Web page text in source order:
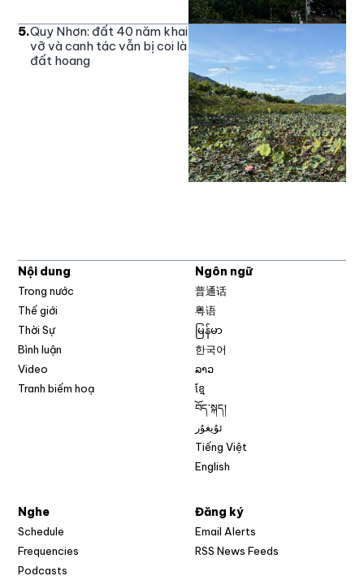
5.Quy Nhơn: đất 40 năm khai
vỡ và canh tác vẫn bị coi là
đất hoang
Nội dung
Trong nước
Thế giới
Thời Sự
Bình luận
Video
Tranh biếm hoạ
Ngôn ngữ
普通话
粤语
မြန်မာ
한국어
ລາວ
ខ្មែ
བོད་སྐད།
ئۇيغۇر
Tiếng Việt
English
Nghe
Schedule
Frequencies
Podcasts
Đăng ký
Email Alerts
RSS News Feeds